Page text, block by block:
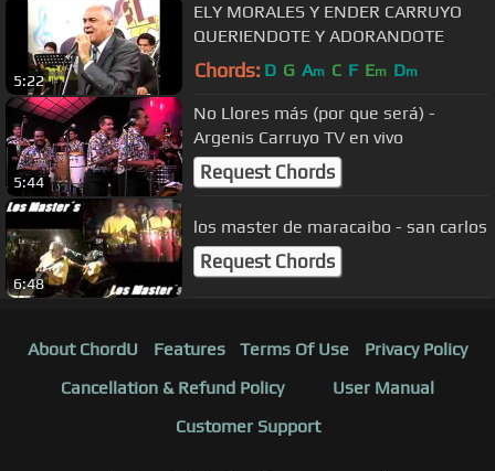
5:22
ELY MORALES Y ENDER CARRUYO
QUERIENDOTE Y ADORANDOTE
Chords: D G Am C F Em Dm
5:44
No Llores más (por que será) -
Argenis Carruyo TV en vivo
Request Chords
6:48
los master de maracaibo - san carlos
Request Chords
About ChordU Features Terms Of Use
Privacy Policy
Cancellation & Refund Policy
User Manual
Customer Support